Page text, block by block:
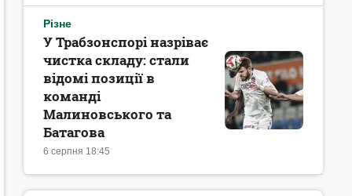
Різне
6 серпня 18:45
У Трабзонспорі назріває
чистка складу: стали
відомі позиції в
команді
Малиновського та
Батагова